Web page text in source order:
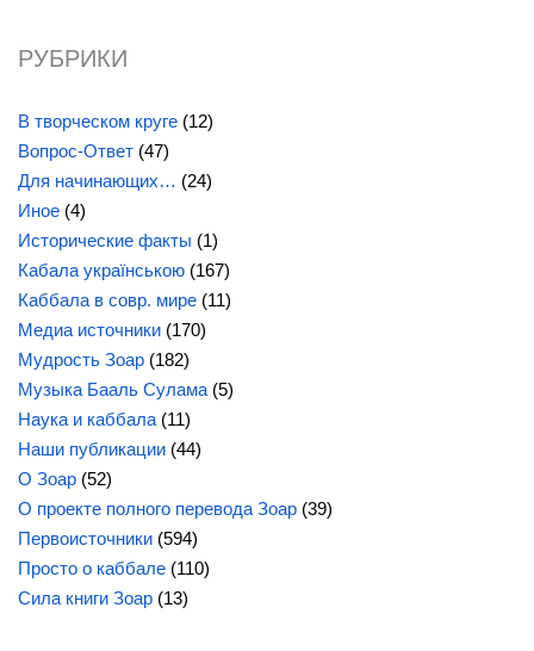
РУБРИКИ
В творческом круге (12)
Вопрос-Ответ (47)
Для начинающих… (24)
Иное (4)
Исторические факты (1)
Кабала українською (167)
Каббала в совр. мире (11)
Медиа источники (170)
Мудрость Зоар (182)
Музыка Бааль Сулама (5)
Наука и каббала (11)
Наши публикации (44)
О Зоар (52)
О проекте полного перевода Зоар (39)
Первоисточники (594)
Просто о каббале (110)
Сила книги Зоар (13)